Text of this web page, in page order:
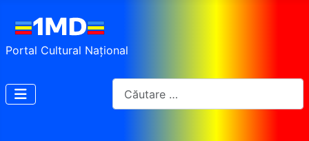
Portal Cultural Național